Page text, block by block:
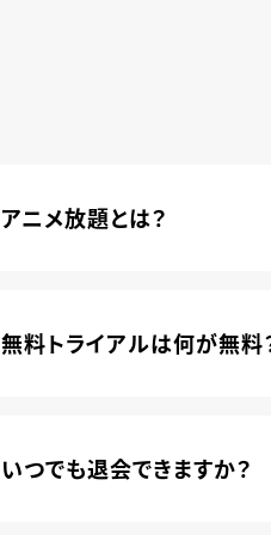
アニメ放題とは？
無料トライアルは何が無料
いつでも退会できますか？